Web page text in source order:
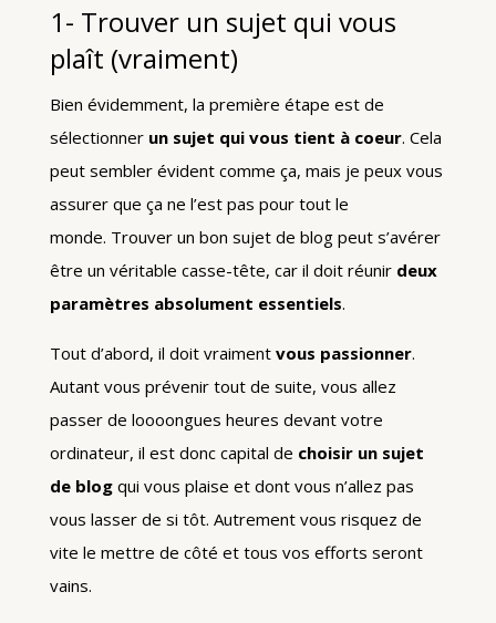
1- Trouver un sujet qui vous
plaît (vraiment)
Bien évidemment, la première étape est de
sélectionner un sujet qui vous tient à coeur. Cela
peut sembler évident comme ça, mais je peux vous
assurer que ça ne l’est pas pour tout le
monde. Trouver un bon sujet de blog peut s’avérer
être un véritable casse-tête, car il doit réunir deux
paramètres absolument essentiels.
Tout d’abord, il doit vraiment vous passionner.
Autant vous prévenir tout de suite, vous allez
passer de loooongues heures devant votre
ordinateur, il est donc capital de choisir un sujet
de blogqui vous plaise et dont vous n’allez pas
vous lasser de si tôt. Autrement vous risquez de
vite le mettre de côté et tous vos efforts seront
vains.